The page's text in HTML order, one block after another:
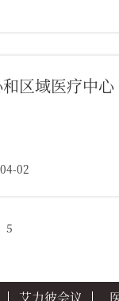
和区域医疗中
02
5